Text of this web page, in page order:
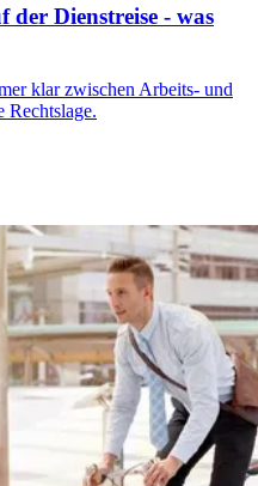
der Dienstreise - was
klar zwischen Arbeits- und
Rechtslage.